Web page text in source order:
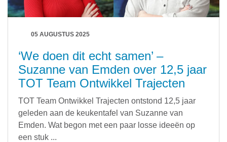
leertraject
leert het liefst al doende
gaat graag actief met concrete informatie aan de
slag
houdt van korte, levendige leerervaringen en
snel schakelen
leert graag met en van anderen
Rood: Praktisch aanpakken
05 AUGUSTUS 2025
‘We doen dit echt samen’ –
Suzanne van Emden over 12,5 jaar
TOT Team Ontwikkel Trajecten
TOT Team Ontwikkel Trajecten ontstond 12,5 jaar
geleden aan de keukentafel van Suzanne van
Emden. Wat begon met een paar losse ideeën op
een stuk ...